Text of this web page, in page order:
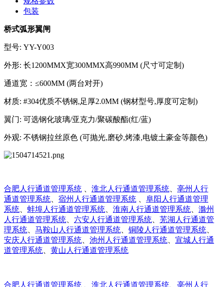
包装
桥式弧形翼闸
型号: YY-Y003
外形: 长1200MMX宽300MMX高990MM (尺寸可定制)
通道宽：≤600MM (两台对开)
材质: #304优质不锈钢,足厚2.0MM (钢材型号,厚度可定制)
翼门: 可选钢化玻璃/亚克力/聚碳酸酯(红/蓝)
外观: 不锈钢拉丝原色 (可抛光,磨砂,烤漆,电镀土豪金等颜色)
合肥人行通道管理系统 淮北人行通道管理系统
亳州人行
通道管理系统
宿州人行通道管理系统
阜阳人行通道管理
系统
蚌埠人行通道管理系统 淮南人行通道管理系统
滁州
人行通道管理系统
六安人行通道管理系统
芜湖人行通道管
理系统
马鞍山人行通道管理系统 铜陵人行通道管理系统
安庆人行通道管理系统
池州人行通道管理系统
宣城人行通
道管理系统
黄山人行通道管理系统
合肥人行通道管理系统 淮北人行通道管理系统
亳州人行